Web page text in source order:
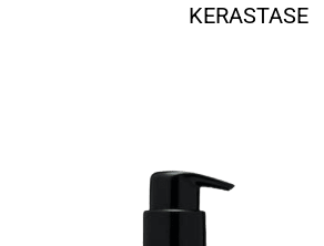
KERASTASE